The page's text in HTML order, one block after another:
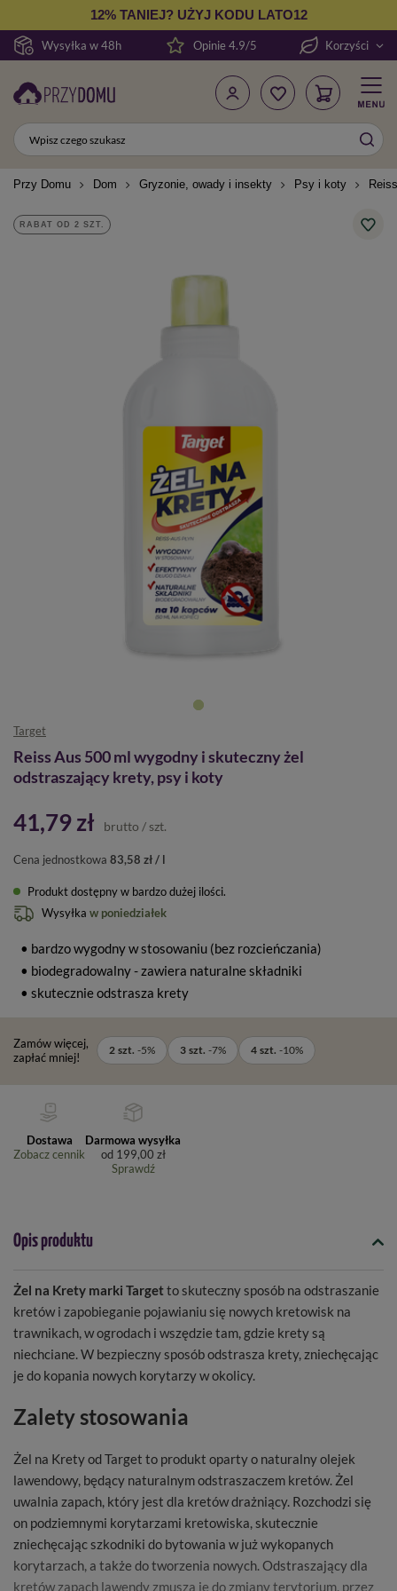
Wysyłka w 48h
12% TANIEJ? UŻYJ KODU LATO12
Opinie 4.9/5 Korzyści
Przy Domu Dom Gryzonie, owady i insekty Psy i koty
RABAT OD 2 SZT.
Target
Reiss Aus 500 ml wygodny i skuteczny żel
odstraszający krety, psy i koty
41,79 zł brutto / szt.
Cena jednostkowa 83,58 zł / l
Produkt dostępny w bardzo dużej ilości
Wysyłka w poniedziałek
• bardzo wygodny w stosowaniu (bez rozcieńczania)
• biodegradowalny - zawiera naturalne składniki
• skutecznie odstrasza krety
Zamów więcej,
zapłać mniej!
2 szt. -5% 3 szt. -7% 4 szt. -10%
Dostawa
Zobacz cennik
Darmowa wysyłka
od 199,00 zł
Sprawdź
Opis produktu
Żel na Krety marki Targetto skuteczny sposób na odstraszanie
kretów i zapobieganie pojawianiu się nowych kretowisk na
trawnikach, w ogrodach i wszędzie tam, gdzie krety są
niechciane. W bezpieczny sposób odstrasza krety, zniechęcając
je do kopania nowych korytarzy w okolicy.
Zalety stosowania
Żel na Krety od Target to produkt oparty o naturalny olejek
lawendowy, będący naturalnym odstraszaczem kretów. Żel
uwalnia zapach, który jest dla kretów drażniący. Rozchodzi się
on podziemnymi korytarzami kretowiska, skutecznie
zniechęcając szkodniki do bytowania w już wykopanych
korytarzach, a także do tworzenia nowych. Odstraszający dla
kretów zapach lawendy zmusza je do zmiany terytorium, przez